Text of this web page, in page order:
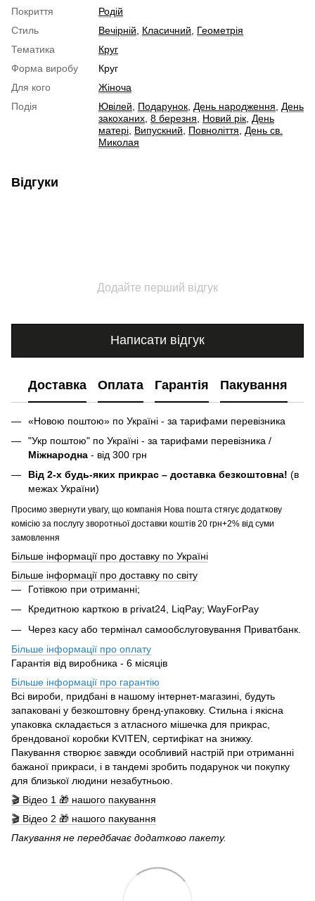
Покриття
Родій
Стиль
Вечірній Класичний
Геометрія
Тематика
Круг
Форма виробу
Круг
Для кого
Жіноча
Подія
Ювілей Подарунок День народження
День
закоханих 8 березня Новий рік День
матері Випускний Повноліття
День св.
Миколая
Відгуки
Додайте перший відгук
Написати відгук
Доставка Оплата Гарантія Пакування
«Новою поштою» по Україні - за тарифами перевізника
"Укр поштою" по Україні - за тарифами перевізника /
Міжнародна - від 300 грн
Від 2-х будь-яких прикрас – доставка безкоштовна! (в
межах України)
Просимо звернути увагу, що компанія Нова пошта стягує додаткову
комісію за послугу зворотньої доставки коштів 20 грн+2% від суми
замовлення
Більше інформації про доставку по Україні
Більше інформації про доставку по світу
Готівкою при отриманні;
Кредитною карткою в privat24, LiqPay; WayForPay
Через касу або термінал самообслуговування Приватбанк.
Більше інформації про оплату
Гарантія від виробника - 6 місяців
Більше інформації про гарантію
Всі вироби, придбані в нашому інтернет-магазині, будуть
запаковані у безкоштовну бренд-упаковку. Стильна і якісна
упаковка складається з атласного мішечка для прикрас,
брендованої коробки KVITEN, сертифікат на знижку.
Пакування створює завжди особливий настрій при отриманні
бажаної прикраси, і в тандемі зробить подарунок чи покупку
для близької людини незабутньою.
🎬 Відео 1 🎁 нашого пакування
🎬 Відео 2 🎁 нашого пакування
Пакування не передбачає додатково пакету.